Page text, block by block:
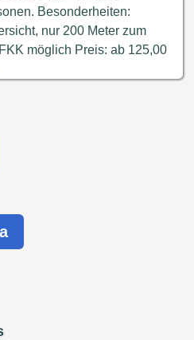
Besonderheiten:
nur 200 Meter zum
möglich Preis: ab 125,00